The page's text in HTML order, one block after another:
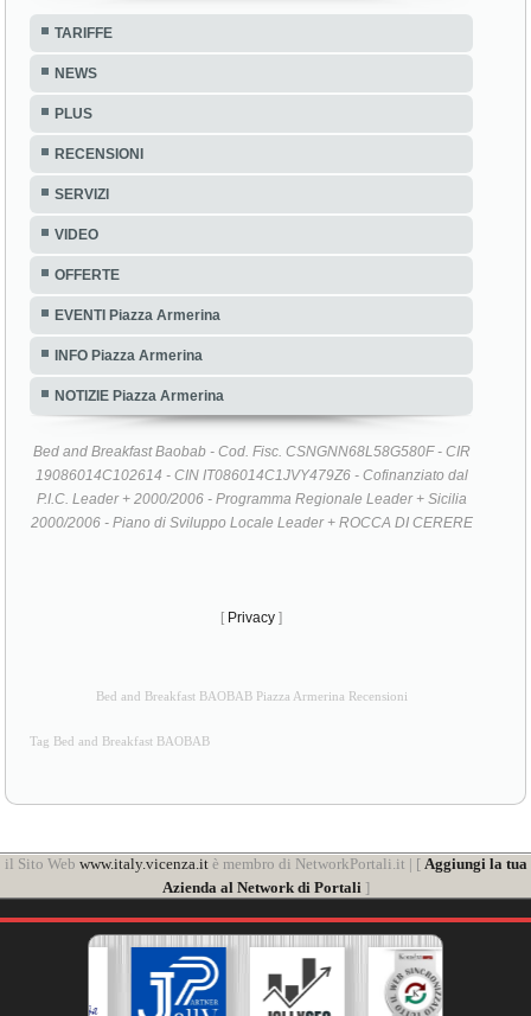
TARIFFE
NEWS
PLUS
RECENSIONI
SERVIZI
VIDEO
OFFERTE
EVENTI Piazza Armerina
INFO Piazza Armerina
NOTIZIE Piazza Armerina
Bed and Breakfast Baobab - Cod. Fisc. CSNGNN68L58G580F - CIR
19086014C102614 - CIN IT086014C1JVY479Z6 - Cofinanziato dal
P.I.C. Leader + 2000/2006 - Programma Regionale Leader + Sicilia
2000/2006 - Piano di Sviluppo Locale Leader + ROCCA DI CERERE
[ Privacy ]
Bed and Breakfast BAOBAB Piazza Armerina Recensioni
Tag Bed and Breakfast BAOBAB
il Sito Web www.italy.vicenza.itè membro di NetworkPortali.it | [ Aggiungi la tua
Azienda al Network di Portali ]